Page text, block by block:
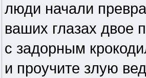
люди начали
ваших глазах двое
с задорным
и проучите злую